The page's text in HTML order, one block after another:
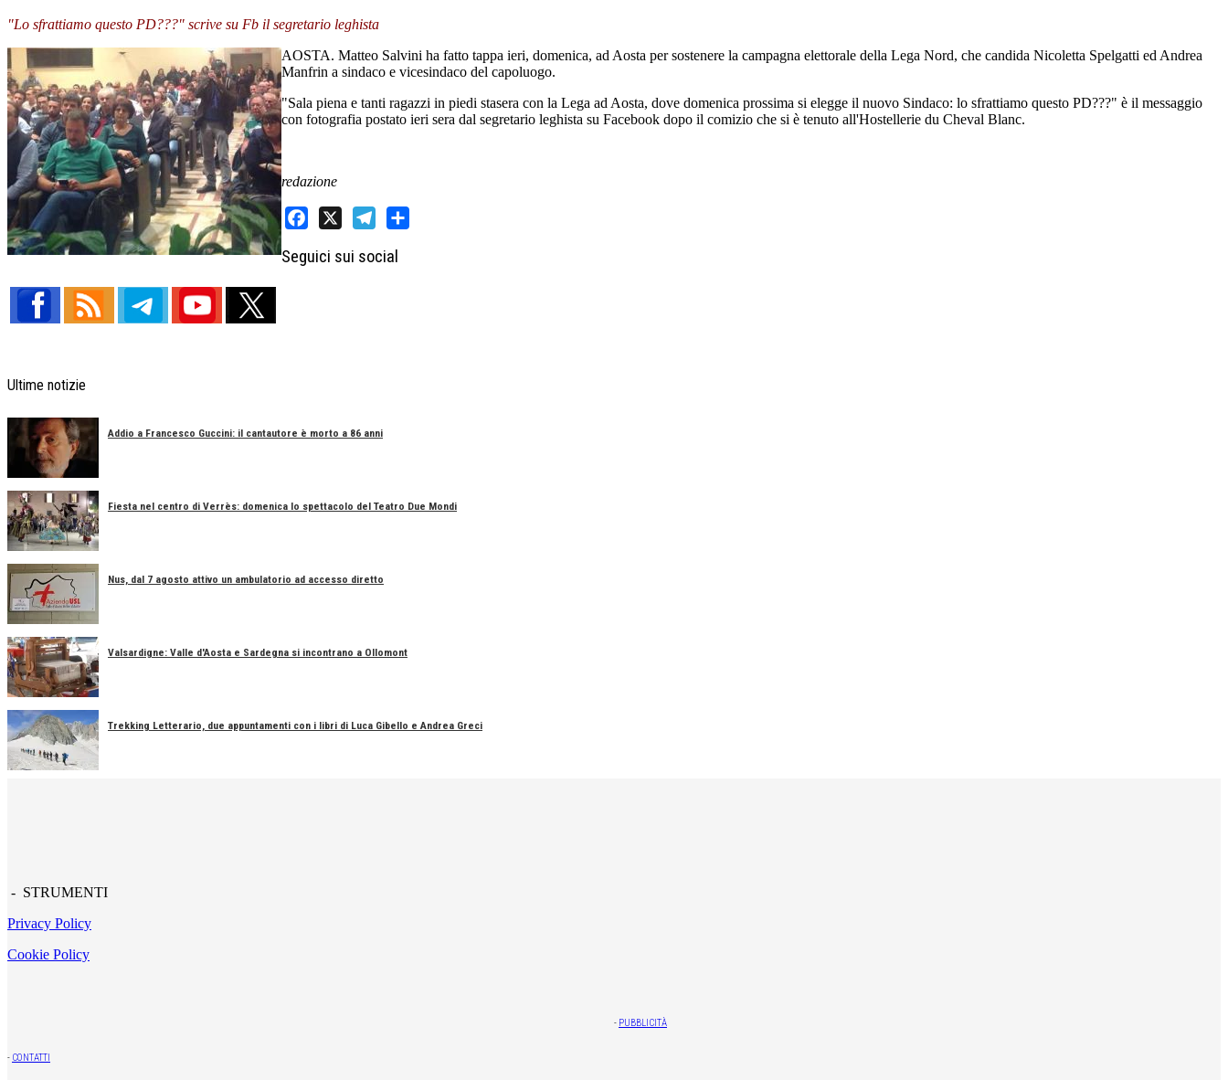
"Lo sfrattiamo questo PD???" scrive su Fb il segretario leghista
AOSTA. Matteo Salvini ha fatto tappa ieri, domenica, ad Aosta per sostenere la campagna elettorale della Lega Nord, che candida Nicoletta Spelgatti ed Andrea
Manfrin a sindaco e vicesindaco del capoluogo.
"Sala piena e tanti ragazzi in piedi stasera con la Lega ad Aosta, dove domenica prossima si elegge il nuovo Sindaco: lo sfrattiamo questo PD???" è il messaggio
con fotografia postato ieri sera dal segretario leghista su Facebook dopo il comizio che si è tenuto all'Hostellerie du Cheval Blanc.
redazione
Seguici sui social
Ultime notizie
Addio a Francesco Guccini: il cantautore è morto a 86 anni
Fiesta nel centro di Verrès: domenica lo spettacolo del Teatro Due Mondi
Nus, dal 7 agosto attivo un ambulatorio ad accesso diretto
Valsardigne: Valle d'Aosta e Sardegna si incontrano a Ollomont
Trekking Letterario, due appuntamenti con i libri di Luca Gibello e Andrea Greci
- STRUMENTI
Privacy Policy
Cookie Policy
- PUBBLICITÀ
- CONTATTI